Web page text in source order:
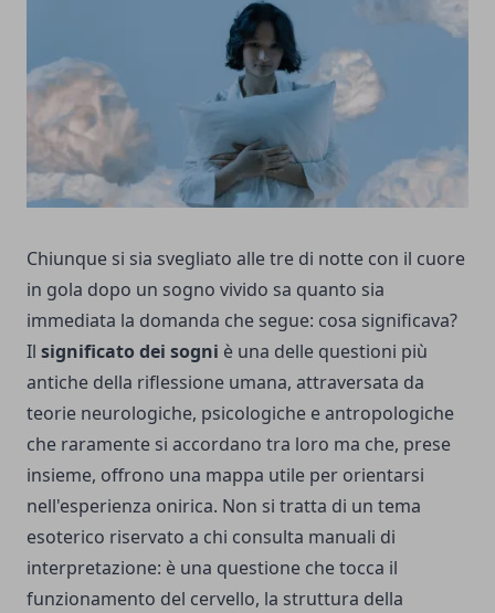
Chiunque si sia svegliato alle tre di notte con il cuore
in gola dopo un sogno vivido sa quanto sia
immediata la domanda che segue: cosa significava?
Il significato dei sogni è una delle questioni più
antiche della riflessione umana, attraversata da
teorie neurologiche, psicologiche e antropologiche
che raramente si accordano tra loro ma che, prese
insieme, offrono una mappa utile per orientarsi
nell'esperienza onirica. Non si tratta di un tema
esoterico riservato a chi consulta manuali di
interpretazione: è una questione che tocca il
funzionamento del cervello, la struttura della